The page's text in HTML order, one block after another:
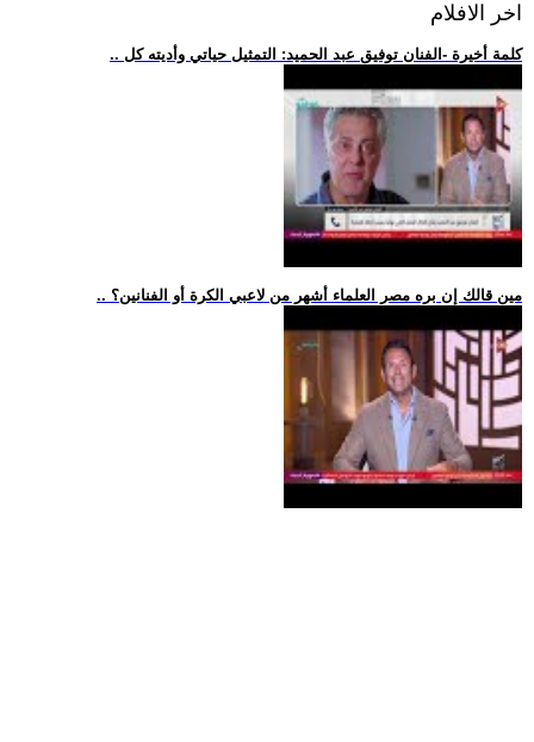
اخر الافلام
.. كلمة أخيرة -الفنان توفيق عبد الحميد: التمثيل حياتي وأديته كل
.. مين قالك إن بره مصر العلماء أشهر من لاعبي الكرة أو الفنانين؟